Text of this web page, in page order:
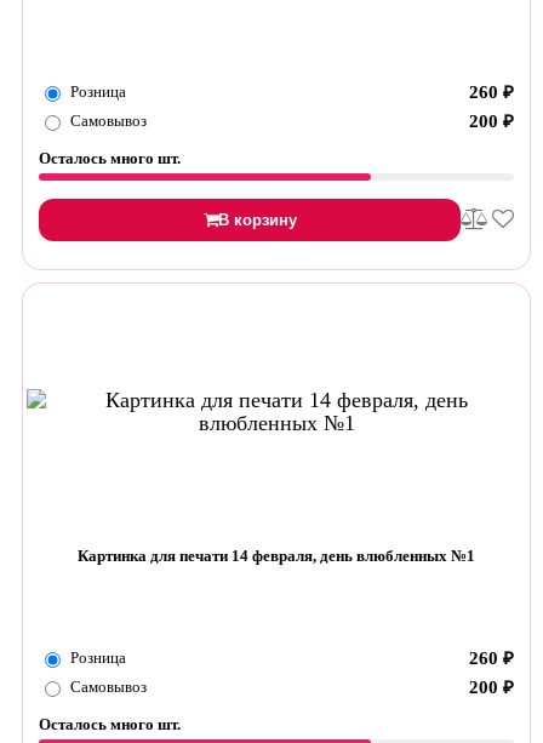
Розница 260 ₽
Самовывоз 200 ₽
Осталось много шт.
В корзину
Картинка для печати 14 февраля, день влюбленных №1
Розница 260 ₽
Самовывоз 200 ₽
Осталось много шт.